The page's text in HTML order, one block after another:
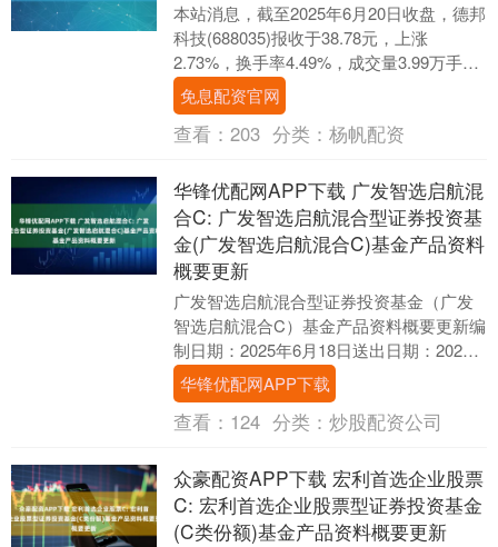
本站消息，截至2025年6月20日收盘，德邦
科技(688035)报收于38.78元，上涨
2.73%，换手率4.49%，成交量3.99万手，
成交额1.55亿元。 ....
免息配资官网
查看： 203 分类： 杨帆配资
华锋优配网APP下载 广发智选启航混
合C: 广发智选启航混合型证券投资基
金(广发智选启航混合C)基金产品资料
概要更新
广发智选启航混合型证券投资基金（广发
智选启航混合C）基金产品资料概要更新编
制日期：2025年6月18日送出日期：2025
年6月20日本概要提供本基金的重要信
息，....
华锋优配网APP下载
查看： 124 分类： 炒股配资公司
众豪配资APP下载 宏利首选企业股票
C: 宏利首选企业股票型证券投资基金
(C类份额)基金产品资料概要更新